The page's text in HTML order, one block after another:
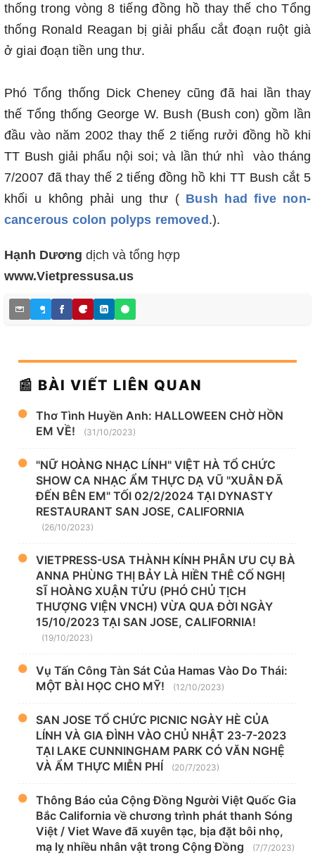
thống trong vòng 8 tiếng đồng hồ thay thế cho Tổng
thống Ronald Reagan bị giải phẩu cắt đoạn ruột già
ở giai đoạn tiền ung thư.
Phó Tổng thống Dick Cheney cũng đã hai lần thay
thế Tổng thống George W. Bush (Bush con) gồm lần
đầu vào năm 2002 thay thế 2 tiếng rưởi đồng hồ khi
TT Bush giải phẩu nội soi; và lần thứ nhì vào tháng
7/2007 đã thay thế 2 tiếng đồng hồ khi TT Bush cắt 5
khối u không phải ung thư ( Bush had five non-
cancerous colon polyps removed .).
Hạnh Dương dịch và tổng hợp
www.Vietpressusa.us
📰 BÀI VIẾT LIÊN QUAN
Thơ Tình Huyền Anh: HALLOWEEN CHỜ HỒN
EM VỀ!
(31/10/2023)
"NỮ HOÀNG NHẠC LÍNH" VIỆT HÀ TỔ CHỨC
SHOW CA NHẠC ẨM THỰC DẠ VŨ "XUÂN ĐÃ
ĐẾN BÊN EM" TỐI 02/2/2024 TẠI DYNASTY
RESTAURANT SAN JOSE, CALIFORNIA
(26/10/2023)
VIETPRESS-USA THÀNH KÍNH PHÂN ƯU CỤ BÀ
ANNA PHÙNG THỊ BẢY LÀ HIỀN THÊ CỐ NGHỊ
SĨ HOÀNG XUẬN TỬU (PHÓ CHỦ TỊCH
THƯỢNG VIỆN VNCH) VỪA QUA ĐỜI NGÀY
15/10/2023 TẠI SAN JOSE, CALIFORNIA!
(19/10/2023)
Vụ Tấn Công Tàn Sát Của Hamas Vào Do Thái:
MỘT BÀI HỌC CHO MỸ!
(12/10/2023)
SAN JOSE TỔ CHỨC PICNIC NGÀY HÈ CỦA
LÍNH VÀ GIA ĐÌNH VÀO CHỦ NHẬT 23-7-2023
TẠI LAKE CUNNINGHAM PARK CÓ VĂN NGHỆ
VÀ ẨM THỰC MIỄN PHÍ
(20/7/2023)
Thông Báo của Cộng Đồng Người Việt Quốc Gia
Bắc California về chương trình phát thanh Sóng
Việt / Viet Wave đã xuyên tạc, bịa đặt bôi nhọ,
mạ lỵ nhiều nhân vật trong Cộng Đồng
(7/7/2023)